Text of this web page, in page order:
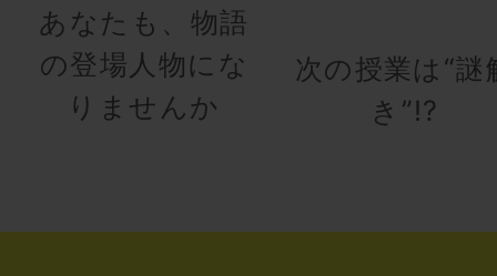
あなたも、物語
の登場人物にな
りませんか
次の授業は“謎
き”!?